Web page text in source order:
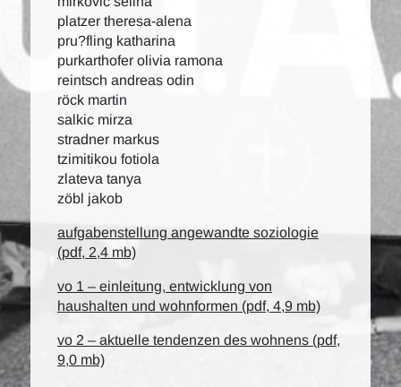
platzer theresa-alena
pru?fling katharina
purkarthofer olivia ramona
reintsch andreas odin
röck martin
salkic mirza
stradner markus
tzimitikou fotiola
zlateva tanya
zöbl jakob
aufgabenstellung angewandte soziologie
(pdf, 2,4 mb)
vo 1 – einleitung, entwicklung von
haushalten und wohnformen (pdf, 4,9 mb)
vo 2 – aktuelle tendenzen des wohnens (pdf,
9,0 mb)